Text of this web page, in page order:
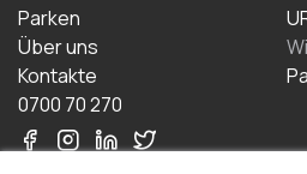
Parken
Über uns
Kontakte
0700 70 270